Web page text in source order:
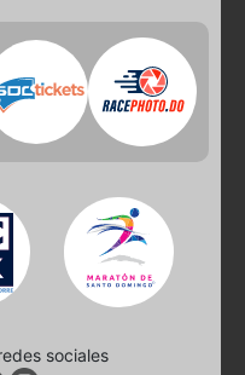
sociales